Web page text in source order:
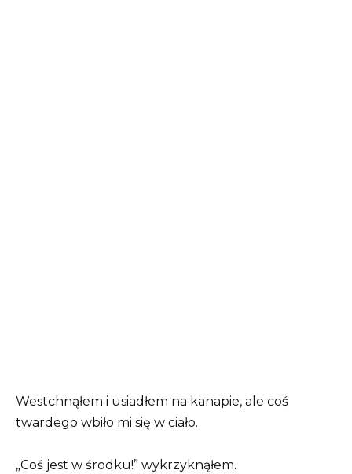
Westchnąłem i usiadłem na kanapie, ale coś
twardego wbiło mi się w ciało.
„Coś jest w środku!” wykrzyknąłem.